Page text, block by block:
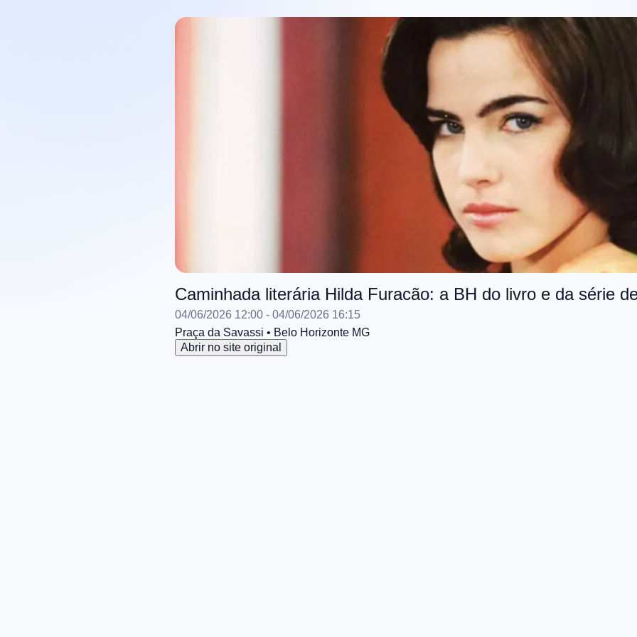
Caminhada literária Hilda Furacão: a BH do livro e da série
04/06/2026 12:00 - 04/06/2026 16:15
Praça da Savassi • Belo Horizonte MG
Abrir no site original